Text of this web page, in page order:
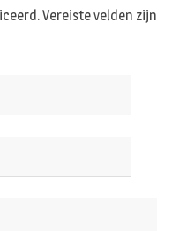
Vereiste velden zijn